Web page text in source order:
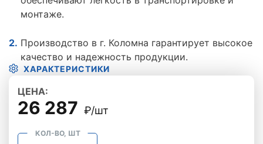
монтаже.
Производство в г. Коломна гарантирует высокое
качество и надежность продукции.
ХАРАКТЕРИСТИКИ
ЦЕНА:
26 287 ₽/шт
КОЛ-ВО, ШТ